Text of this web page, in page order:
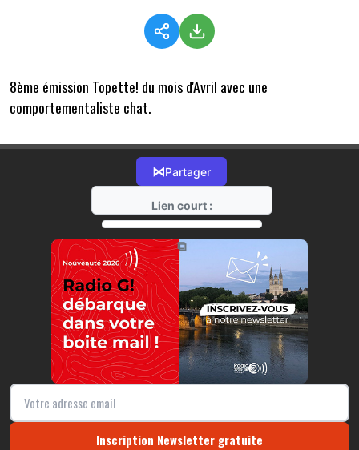
8ème émission Topette! du mois d'Avril avec une
comportementaliste chat.
⋈Partager
Lien court :
https://radio-g.fr?14474
⧉
Inscription Newsletter gratuite